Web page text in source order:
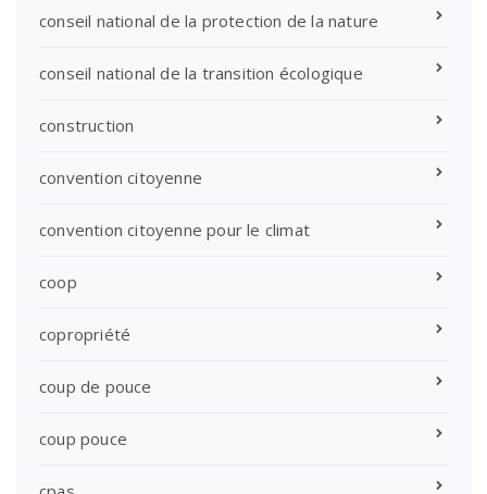
conseil national de la protection de la nature
conseil national de la transition écologique
construction
convention citoyenne
convention citoyenne pour le climat
coop
copropriété
coup de pouce
coup pouce